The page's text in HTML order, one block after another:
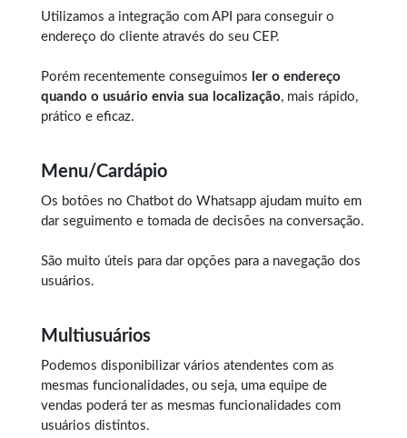
Utilizamos a integração com API para conseguir o
endereço do cliente através do seu CEP.
Porém recentemente conseguimos ler o endereço
quando o usuário envia sua localização, mais rápido,
prático e eficaz.
Menu/Cardápio
Os botões no Chatbot do Whatsapp ajudam muito em
dar seguimento e tomada de decisões na conversação.
São muito úteis para dar opções para a navegação dos
usuários.
Multiusuários
Podemos disponibilizar vários atendentes com as
mesmas funcionalidades, ou seja, uma equipe de
vendas poderá ter as mesmas funcionalidades com
usuários distintos.